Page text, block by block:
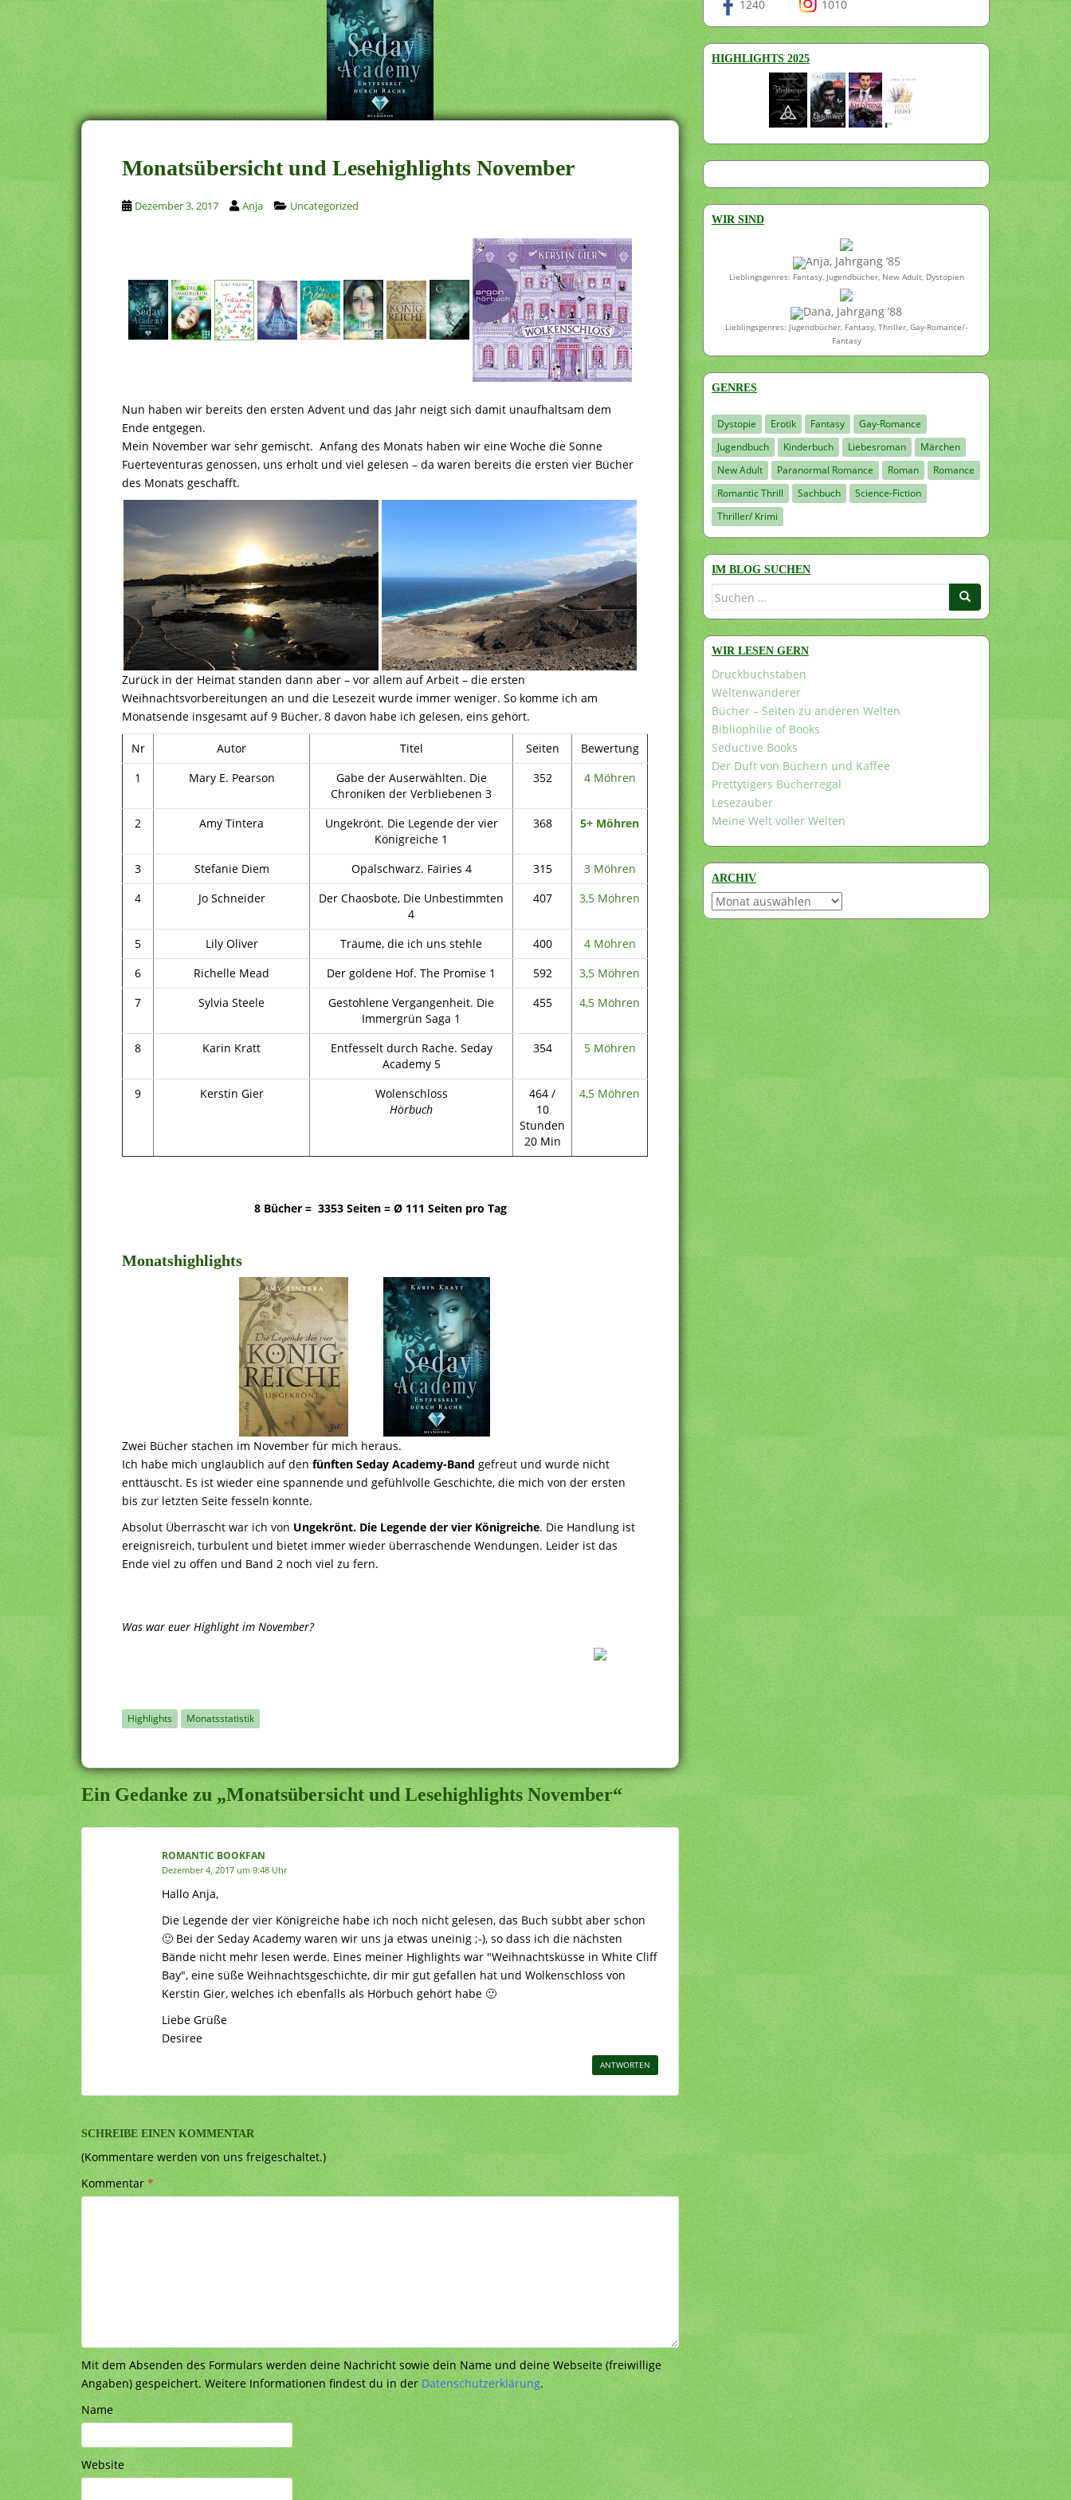
Monatsübersicht und Lesehighlights November
Dezember 3, 2017 Anja Uncategorized
Nun haben wir bereits den ersten Advent und das Jahr neigt sich damit unaufhaltsam dem
Ende entgegen.
Mein November war sehr gemischt. Anfang des Monats haben wir eine Woche die Sonne
Fuerteventuras genossen, uns erholt und viel gelesen – da waren bereits die ersten vier Bücher
des Monats geschafft.
Zurück in der Heimat standen dann aber – vor allem auf Arbeit – die ersten
Weihnachtsvorbereitungen an und die Lesezeit wurde immer weniger. So komme ich am
Monatsende insgesamt auf 9 Bücher, 8 davon habe ich gelesen, eins gehört.
Nr Autor Titel Seiten
Bewertung
1
Mary E. Pearson
Gabe der Auserwählten. Die
Chroniken der Verbliebenen 3
352 4 Möhren
2 Amy Tintera
Ungekrönt. Die Legende der vier
Königreiche 1
368 5+ Möhren
3 Stefanie Diem Opalschwarz. Fairies 4 315
3 Möhren
4
Jo Schneider
Der Chaosbote, Die Unbestimmten
4
407 3,5 Möhren
5 Lily Oliver Träume, die ich uns stehle 400
4 Möhren
6
Richelle Mead Der goldene Hof. The Promise 1 592
3,5 Möhren
7
Sylvia Steele
Gestohlene Vergangenheit. Die
Immergrün Saga 1
455 4,5 Möhren
8 Karin Kratt
Entfesselt durch Rache. Seday
Academy 5
354 5 Möhren
9 Kerstin Gier
Wolenschloss
Hörbuch
464 /
10
Stunden
20 Min
4,5 Möhren
8 Bücher = 3353 Seiten = Ø 111 Seiten pro Tag
Monatshighlights
Zwei Bücher stachen im November für mich heraus.
Ich habe mich unglaublich auf den fünften Seday Academy-Band gefreut und wurde nicht
enttäuscht. Es ist wieder eine spannende und gefühlvolle Geschichte, die mich von der ersten
bis zur letzten Seite fesseln konnte.
Absolut Überrascht war ich von Ungekrönt. Die Legende der vier Königreiche. Die Handlung ist
ereignisreich, turbulent und bietet immer wieder überraschende Wendungen. Leider ist das
Ende viel zu offen und Band 2 noch viel zu fern.
Was war euer Highlight im November?
Highlights Monatsstatistik
Ein Gedanke zu „Monatsübersicht und Lesehighlights November“
ROMANTIC BOOKFAN
Dezember 4, 2017 um 9:48 Uhr
Hallo Anja,
Die Legende der vier Königreiche habe ich noch nicht gelesen, das Buch subbt aber schon
🙂 Bei der Seday Academy waren wir uns ja etwas uneinig ;-), so dass ich die nächsten
Bände nicht mehr lesen werde. Eines meiner Highlights war "Weihnachtsküsse in White Cliff
Bay", eine süße Weihnachtsgeschichte, dir mir gut gefallen hat und Wolkenschloss von
Kerstin Gier, welches ich ebenfalls als Hörbuch gehört habe 🙂
Liebe Grüße
Desiree
ANTWORTEN
SCHREIBE EINEN KOMMENTAR
(Kommentare werden von uns freigeschaltet.)
Kommentar*
Mit dem Absenden des Formulars werden deine Nachricht sowie dein Name und deine Webseite (freiwillige
Angaben) gespeichert. Weitere Informationen findest du in derDatenschutzerklärung.
Name
Website
1240 1010
HIGHLIGHTS 2025
WIR SIND
Anja, Jahrgang ’85
Lieblingsgenres: Fantasy, Jugendbücher, New Adult, Dystopien
Dana, Jahrgang ’88
Lieblingsgenres: Jugendbücher, Fantasy, Thriller, Gay-Romance/-
Fantasy
GENRES
Dystopie Erotik Fantasy
Gay-Romance
Jugendbuch
Kinderbuch Liebesroman
Märchen
New Adult
Paranormal Romance Roman
Romance
Romantic Thrill
Sachbuch
Science-Fiction
Thriller/ Krimi
IM BLOG SUCHEN
Suchen
WIR LESEN GERN
Druckbuchstaben
Weltenwanderer
Bücher – Seiten zu anderen Welten
Bibliophilie of Books
Seductive Books
Der Duft von Büchern und Kaffee
Prettytigers Bücherregal
Lesezauber
Meine Welt voller Welten
ARCHIV
Archiv